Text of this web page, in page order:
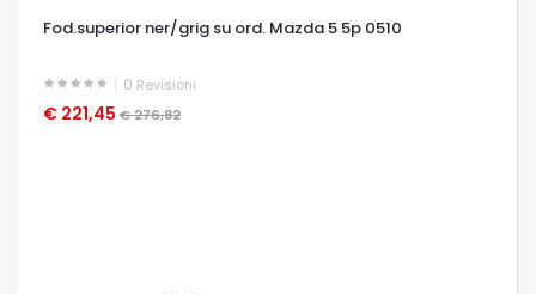
Fod.superior ner/grig su ord. Mazda 5 5p 0510
0 Revisioni
€ 221,45 € 276,82
OCCHIATA VELOCE